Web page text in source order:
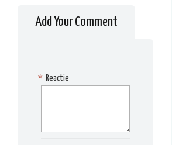
Add Your Comment
Reactie
*